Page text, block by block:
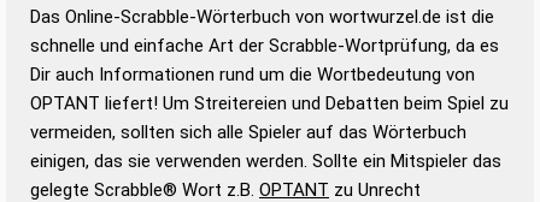
Wortwurzel liefert mit Hilfe eines semantischen
Wortanalyse-Algorithmus gute Anhaltspunkte zu
Wortbedeutung, Worttrennung und Wortform, um die
Gültigkeit eines Wortes für das Scrabble-Spiel zu
bestimmen!
zugelassene Turnier Scrabble-
Wörterbücher sind:
Das Online-Scrabble-Wörterbuch von wortwurzel.de ist die
schnelle und einfache Art der Scrabble-Wortprüfung, da es
Dir auch Informationen rund um die Wortbedeutung von
OPTANT liefert! Um Streitereien und Debatten beim Spiel zu
vermeiden, sollten sich alle Spieler auf das Wörterbuch
einigen, das sie verwenden werden. Sollte ein Mitspieler das
gelegte Scrabble® Wort z.B. OPTANT zu Unrecht